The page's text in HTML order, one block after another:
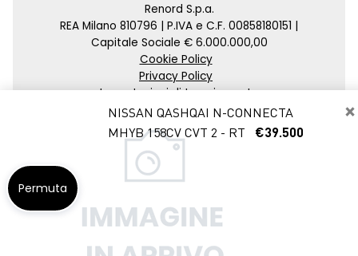
×
NISSAN QASHQAI N-CONNECTA
MHYB 158CV CVT 2 - RT
€39.500
Renord S.p.a.
REA Milano 810796 | P.IVA e C.F. 00858180151 |
Capitale Sociale € 6.000.000,00
Cookie Policy
Privacy Policy
Impostazioni di tracciamento
Credits
Agenzia SEO
Permuta